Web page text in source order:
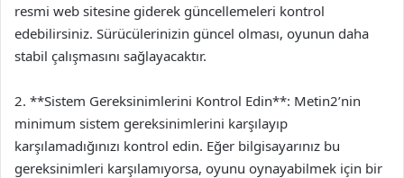
resmi web sitesine giderek güncellemeleri kontrol
edebilirsiniz. Sürücülerinizin güncel olması, oyunun daha
stabil çalışmasını sağlayacaktır.
2. **Sistem Gereksinimlerini Kontrol Edin**: Metin2’nin
minimum sistem gereksinimlerini karşılayıp
karşılamadığınızı kontrol edin. Eğer bilgisayarınız bu
gereksinimleri karşılamıyorsa, oyunu oynayabilmek için bir